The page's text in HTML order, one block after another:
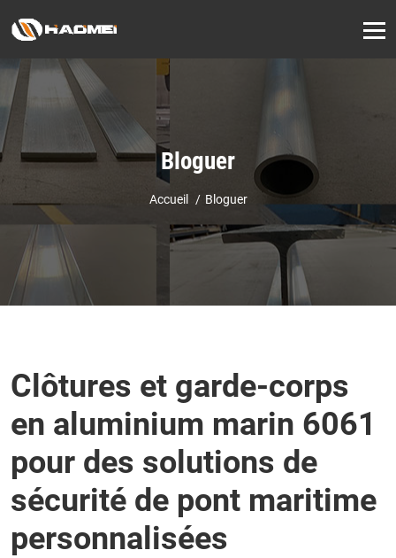
Bloguer
Accueil Bloguer
Clôtures et garde-corps
en aluminium marin 6061
pour des solutions de
sécurité de pont maritime
personnalisées